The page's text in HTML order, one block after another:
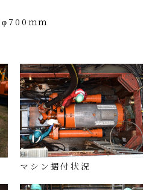
ｍｍ
マシン据付状況